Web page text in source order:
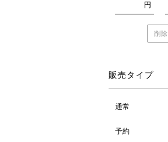
円
削除
販売タイプ
通常
予約